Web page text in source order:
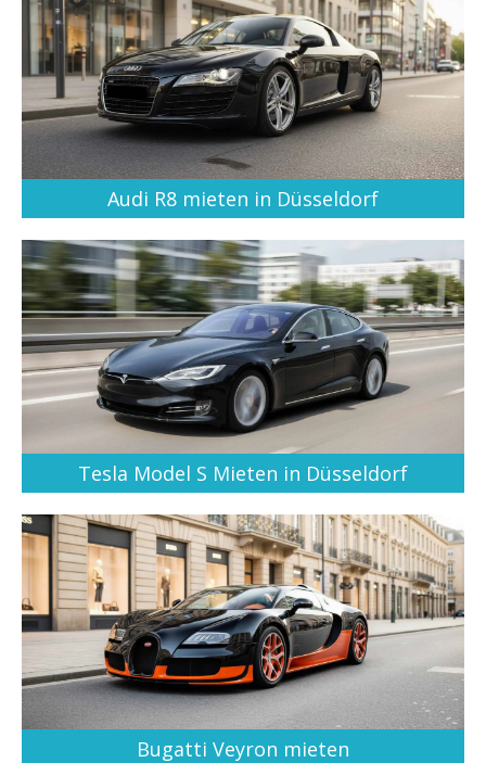
Audi R8 mieten in Düsseldorf
Tesla Model S Mieten in Düsseldorf
Bugatti Veyron mieten